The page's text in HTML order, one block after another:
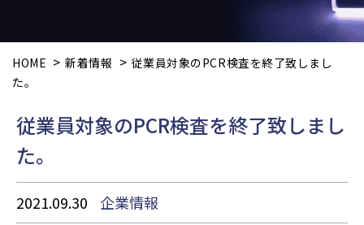
HOME > 新着情報 > 従業員対象のPCR検査を終了致しまし
た。
従業員対象のPCR検査を終了致しまし
た。
2021.09.30 企業情報